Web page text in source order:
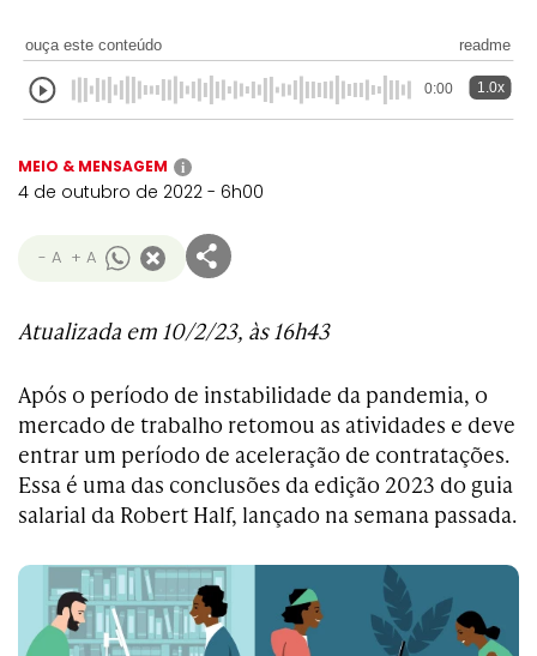
ouça este conteúdo readme
0:00 1.0x
MEIO & MENSAGEM i
4 de outubro de 2022 - 6h00
- A + A
Atualizada em 10/2/23, às 16h43
Após o período de instabilidade da pandemia, o
mercado de trabalho retomou as atividades e deve
entrar um período de aceleração de contratações.
Essa é uma das conclusões da edição 2023 do guia
salarial da Robert Half, lançado na semana passada.